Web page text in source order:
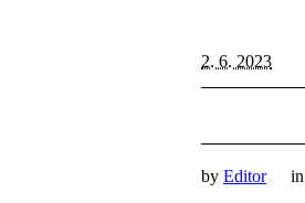
2. 6. 2023
by Editor in